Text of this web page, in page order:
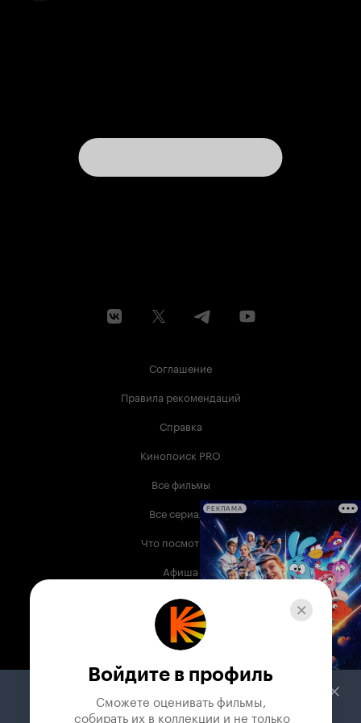
Соглашение
Правила рекомендаций
Справка
Кинопоиск PRO
Все фильмы
Все сериалы
Что посмотреть
Афиша
Музыка
Телепрограмма
Служба поддержки
РЕКЛАМА
Войдите в профиль
Сможете оценивать фильмы,
собирать их в коллекции и не только